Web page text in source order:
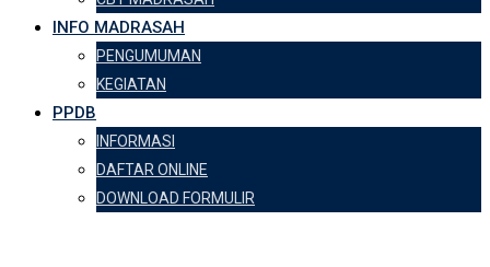
INFO MADRASAH
PENGUMUMAN
KEGIATAN
PPDB
INFORMASI
DAFTAR ONLINE
DOWNLOAD FORMULIR